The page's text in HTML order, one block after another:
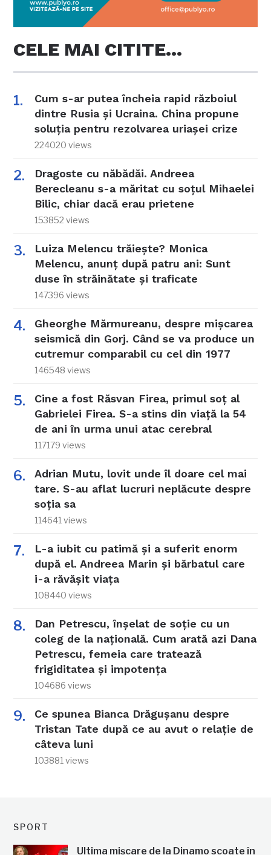
CELE MAI CITITE…
Cum s-ar putea încheia rapid războiul
dintre Rusia și Ucraina. China propune
soluția pentru rezolvarea uriașei crize
224020 views
Dragoste cu năbădăi. Andreea
Berecleanu s-a măritat cu soțul Mihaelei
Bilic, chiar dacă erau prietene
153852 views
Luiza Melencu trăiește? Monica
Melencu, anunț după patru ani: Sunt
duse în străinătate și traficate
147396 views
Gheorghe Mărmureanu, despre mișcarea
seismică din Gorj. Când se va produce un
cutremur comparabil cu cel din 1977
146548 views
Cine a fost Răsvan Firea, primul soț al
Gabrielei Firea. S-a stins din viață la 54
de ani în urma unui atac cerebral
117179 views
Adrian Mutu, lovit unde îl doare cel mai
tare. S-au aflat lucruri neplăcute despre
soția sa
114641 views
L-a iubit cu patimă și a suferit enorm
după el. Andreea Marin și bărbatul care
i-a răvășit viața
108440 views
Dan Petrescu, înșelat de soție cu un
coleg de la națională. Cum arată azi Dana
Petrescu, femeia care tratează
frigiditatea și impotența
104686 views
Ce spunea Bianca Drăgușanu despre
Tristan Tate după ce au avut o relație de
câteva luni
103881 views
SPORT
Ultima mișcare de la Dinamo scoate în